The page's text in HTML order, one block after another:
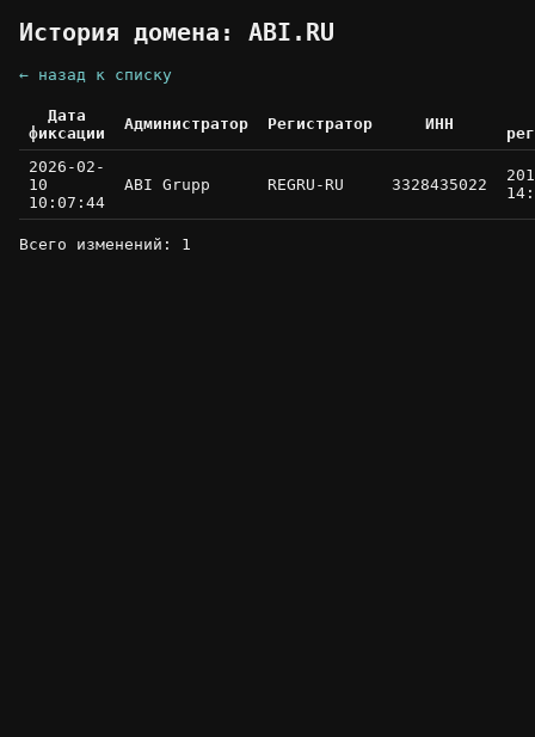
История домена: ABI.RU
← назад к списку
Дата
фиксации
Администратор Регистратор ИНН
2026-02-
10
10:07:44
ABI Grupp REGRU-RU 3328435022
Всего изменений: 1